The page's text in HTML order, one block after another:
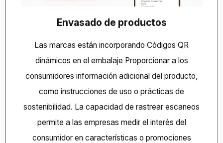
Envasado de productos
Las marcas están incorporando Códigos QR
dinámicos en el embalaje Proporcionar a los
consumidores información adicional del producto,
como instrucciones de uso o prácticas de
sostenibilidad. La capacidad de rastrear escaneos
permite a las empresas medir el interés del
consumidor en características o promociones